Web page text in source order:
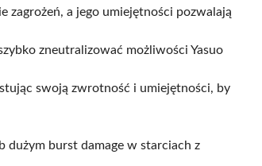
zagrożeń, a jego umiejętności pozwalają
zneutralizować możliwości Yasuo
swoją zwrotność i umiejętności, by
dużym burst damage w starciach z